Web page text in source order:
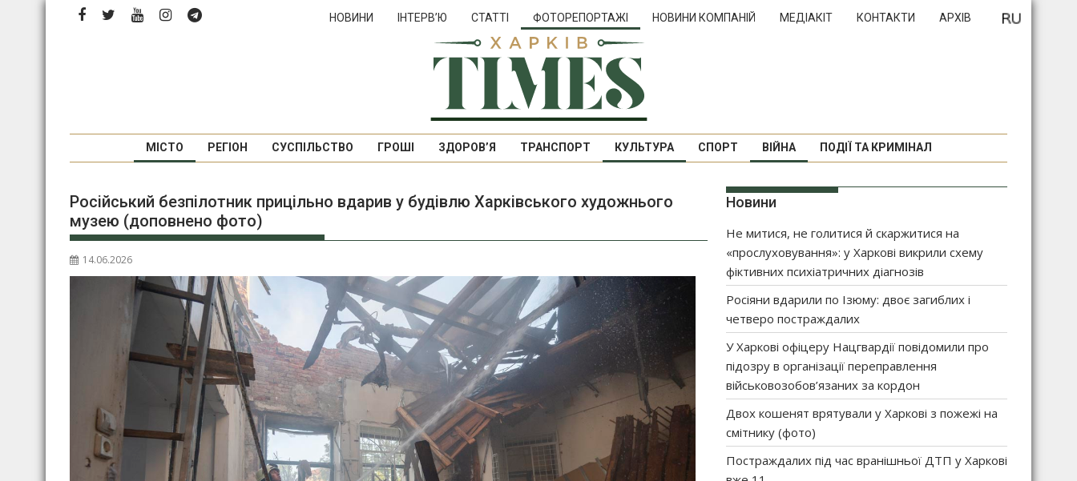
Перейти
НОВИНИ ІНТЕРВ’Ю СТАТТІ ФОТОРЕПОРТАЖІ НОВИНИ КОМПАНІЙ МЕДІАКІТ КОНТАКТИ АРХІВ
МІСТО РЕГІОН СУСПІЛЬСТВО ГРОШІ ЗДОРОВ’Я ТРАНСПОРТ КУЛЬТУРА СПОРТ ВІЙНА ПОДІЇ ТА КРИМІНАЛ
Російський безпілотник прицільно вдарив у будівлю Харківського художнього
музею (доповнено фото)
14.06.2026
Новини
Не митися, не голитися й скаржитися на
«прослуховування»: у Харкові викрили схему
фіктивних психіатричних діагнозів
Росіяни вдарили по Ізюму: двоє загиблих і
четверо постраждалих
У Харкові офіцеру Нацгвардії повідомили про
підозру в організації переправлення
військовозобов’язаних за кордон
Двох кошенят врятували у Харкові з пожежі на
смітнику (фото)
Постраждалих під час вранішньої ДТП у Харкові